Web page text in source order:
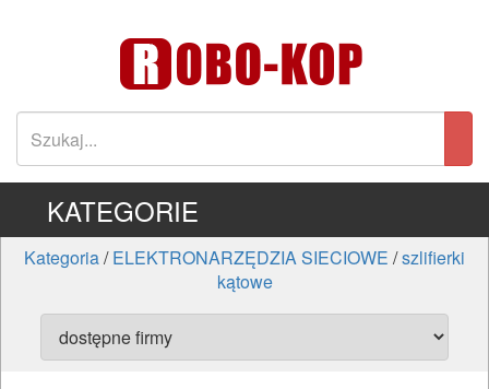
KATEGORIE
Kategoria/ELEKTRONARZĘDZIA SIECIOWE /szlifierki
kątowe